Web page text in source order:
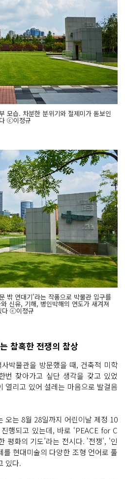
모습. 차분한 분위기와 절제미가 돋보인
다 ⓒ이정규
밖 연대기’라는 작품으로 박물관 입구를
신유, 기해, 병인박해의 연도가 새겨져
다 ⓒ이정규
참혹한 전쟁의 참상
박물관을 방문했을 때, 건축적 미학
번 찾아가고 싶단 생각을 갖고 있었
열리고 있어 설레는 마음으로 발걸음
오는 8월 28일까지 어린이날 제정 10
행되고 있는데, 바로 ‘PEACE for C
평화의 기도’라는 전시다. '전쟁', '인
현대미술의 다양한 조형 언어로 풀
있다.